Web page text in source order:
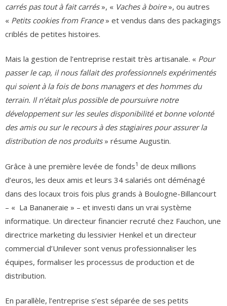
carrés pas tout à fait carrés», « Vaches à boire», ou autres
« Petits cookies from France» et vendus dans des packagings
criblés de petites histoires.
Mais la gestion de l’entreprise restait très artisanale. « Pour
passer le cap, il nous fallait des professionnels expérimentés
qui soient à la fois de bons managers et des hommes du
terrain. Il n’était plus possible de poursuivre notre
développement sur les seules disponibilité et bonne volonté
des amis ou sur le recours à des stagiaires pour assurer la
distribution de nos produits» résume Augustin.
Grâce à une première levée de fonds1 de deux millions
d’euros, les deux amis et leurs 34 salariés ont déménagé
dans des locaux trois fois plus grands à Boulogne-Billancourt
– « La Bananeraie » – et investi dans un vrai système
informatique. Un directeur financier recruté chez Fauchon, une
directrice marketing du lessivier Henkel et un directeur
commercial d’Unilever sont venus professionnaliser les
équipes, formaliser les processus de production et de
distribution.
En parallèle, l’entreprise s’est séparée de ses petits